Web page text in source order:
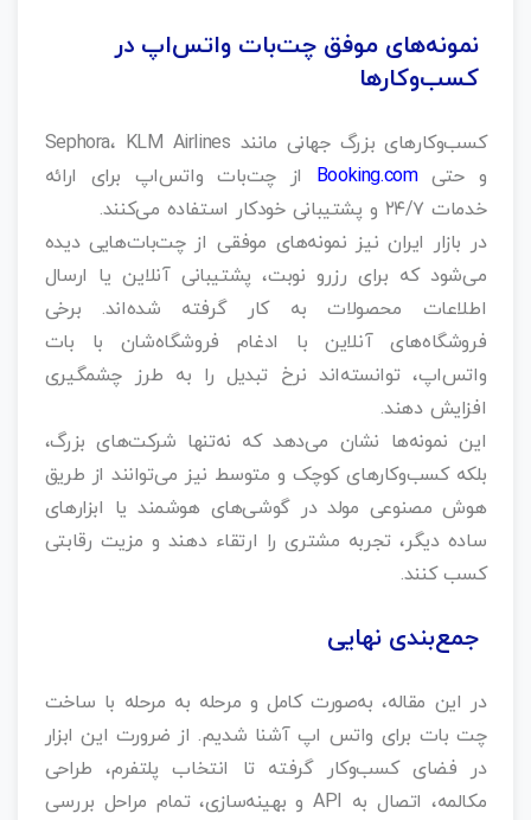
نمونه‌های موفق چت‌بات واتس‌اپ در
کسب‌وکارها
کسب‌وکارهای بزرگ جهانی مانند Sephora، KLM Airlines
و حتیBooking.com از چت‌بات واتس‌اپ برای ارائه
خدمات ۲۴/۷ و پشتیبانی خودکار استفاده می‌کنند.
در بازار ایران نیز نمونه‌های موفقی از چت‌بات‌هایی دیده
می‌شود که برای رزرو نوبت، پشتیبانی آنلاین یا ارسال
اطلاعات محصولات به کار گرفته شده‌اند. برخی
فروشگاه‌های آنلاین با ادغام فروشگاه‌شان با بات
واتس‌اپ، توانسته‌اند نرخ تبدیل را به طرز چشمگیری
افزایش دهند.
این نمونه‌ها نشان می‌دهد که نه‌تنها شرکت‌های بزرگ،
بلکه کسب‌وکارهای کوچک و متوسط نیز می‌توانند از طریق
هوش مصنوعی مولد در گوشی‌های هوشمند یا ابزارهای
ساده دیگر، تجربه مشتری را ارتقاء دهند و مزیت رقابتی
کسب کنند.
جمع‌بندی نهایی
در این مقاله، به‌صورت کامل و مرحله‌ به‌ مرحله با ساخت
چت بات برای واتس اپ آشنا شدیم. از ضرورت این ابزار
در فضای کسب‌وکار گرفته تا انتخاب پلتفرم، طراحی
مکالمه، اتصال به API و بهینه‌سازی، تمام مراحل بررسی